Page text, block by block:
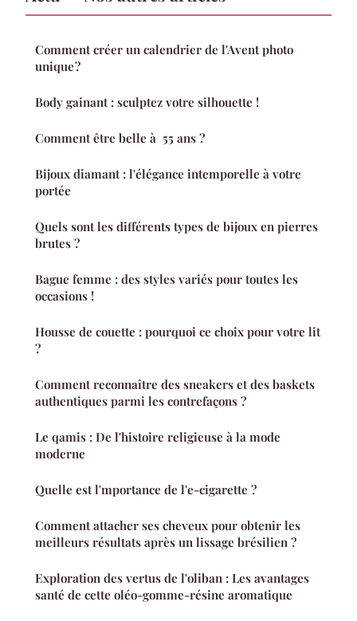
Comment créer un calendrier de l'Avent photo
unique ?
Body gainant : sculptez votre silhouette !
Comment être belle à 55 ans ?
Bijoux diamant : l'élégance intemporelle à votre
portée
Quels sont les différents types de bijoux en pierres
brutes ?
Bague femme : des styles variés pour toutes les
occasions !
Housse de couette : pourquoi ce choix pour votre lit
?
Comment reconnaître des sneakers et des baskets
authentiques parmi les contrefaçons ?
Le qamis : De l'histoire religieuse à la mode
moderne
Quelle est l'mportance de l'e-cigarette ?
Comment attacher ses cheveux pour obtenir les
meilleurs résultats après un lissage brésilien ?
Exploration des vertus de l'oliban : Les avantages
santé de cette oléo-gomme-résine aromatique